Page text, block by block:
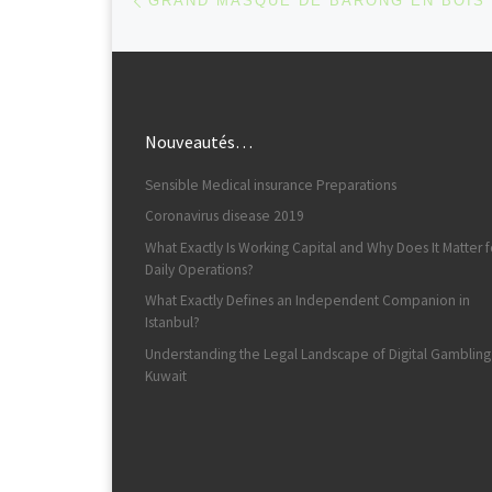
Nouveautés…
Sensible Medical insurance Preparations
Coronavirus disease 2019
What Exactly Is Working Capital and Why Does It Matter
Daily Operations?
What Exactly Defines an Independent Companion in
Istanbul?
Understanding the Legal Landscape of Digital
Kuwait